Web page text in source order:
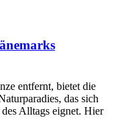
entfernt, bietet die
das sich
Alltags eignet. Hier